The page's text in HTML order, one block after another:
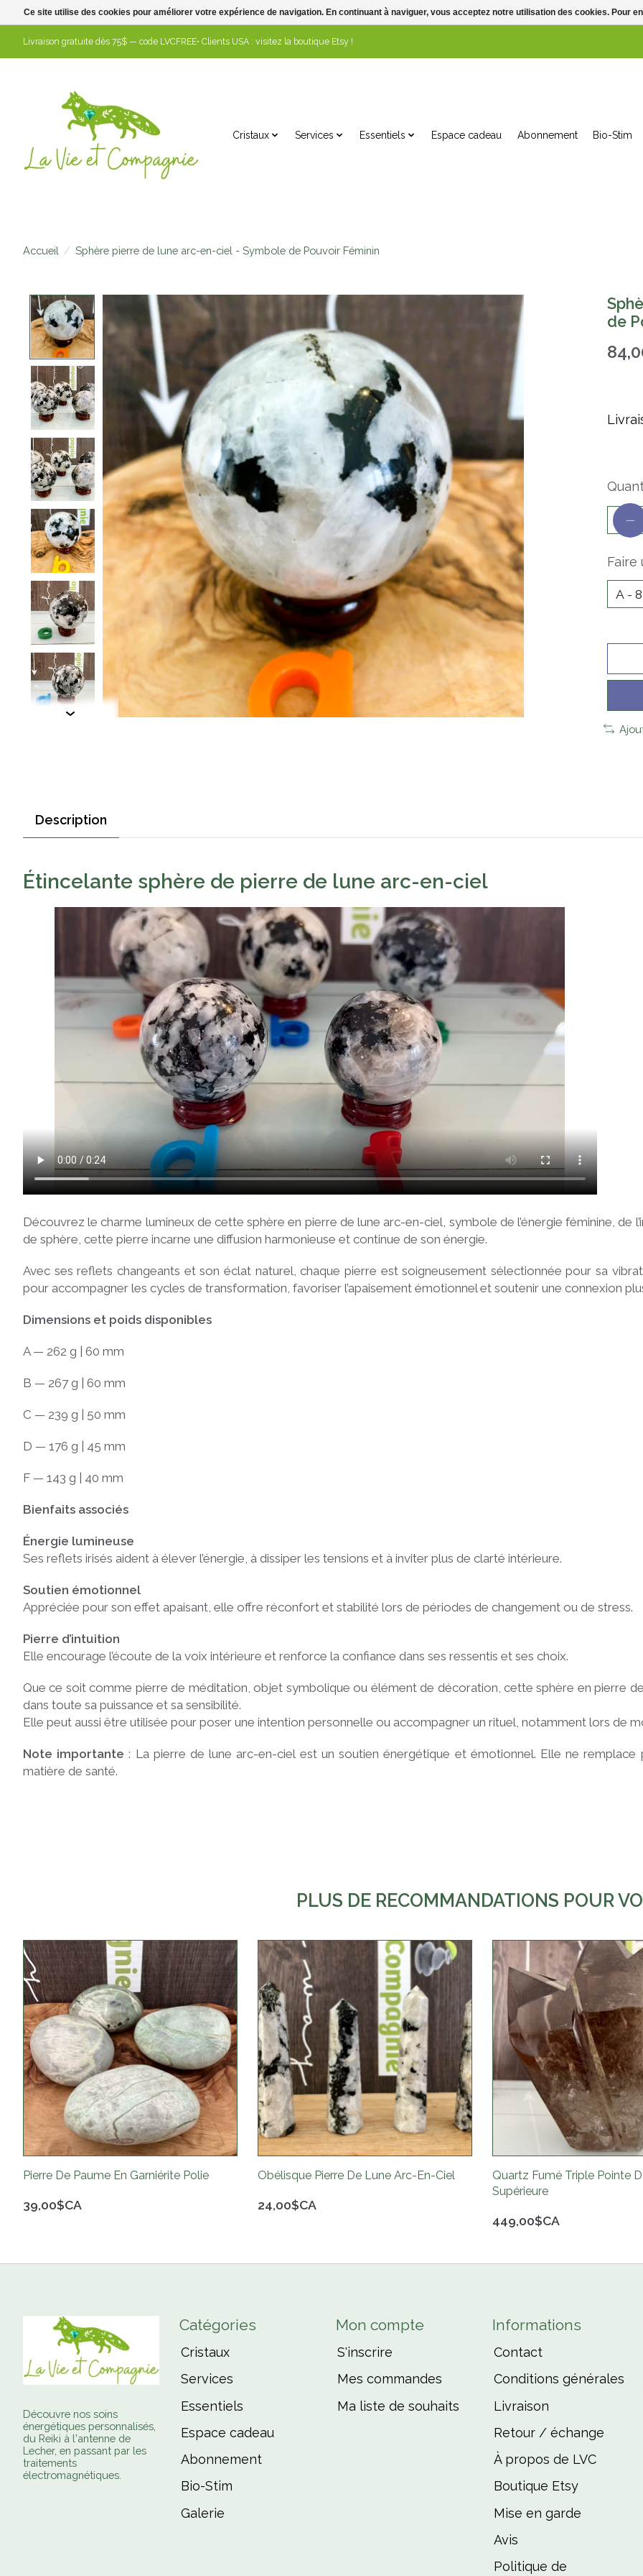
Livraison gratuite dès 75$ — code LVCFREE• Clients USA : visitez la boutique Etsy !
Cristaux Services Essentiels Espace cadeau Abonnement Bio-Stim
Accueil / Sphère pierre de lune arc-en-ciel - Symbole de Pouvoir Féminin
Product image slideshow Items
de
Faire
Description
Étincelante sphère de pierre de lune arc-en-ciel
Découvrez le charme lumineux de cette sphère en pierre de lune arc-en-ciel, symbole de l’énergie féminine, de
de sphère, cette pierre incarne une diffusion harmonieuse et continue de son énergie.
Avec ses reflets changeants et son éclat naturel, chaque pierre est soigneusement sélectionnée pour sa
pour accompagner les cycles de transformation, favoriser l’apaisement émotionnel et soutenir une connexion
Dimensions et poids disponibles
A — 262 g | 60 mm
B — 267 g | 60 mm
C — 239 g | 50 mm
D — 176 g | 45 mm
F — 143 g | 40 mm
Bienfaits associés
Énergie lumineuse
Ses reflets irisés aident à élever l’énergie, à dissiper les tensions et à inviter plus de clarté intérieure.
Soutien émotionnel
Appréciée pour son effet apaisant, elle offre réconfort et stabilité lors de périodes de changement ou de stress.
Pierre d’intuition
Elle encourage l’écoute de la voix intérieure et renforce la confiance dans ses ressentis et ses choix.
Que ce soit comme pierre de méditation, objet symbolique ou élément de décoration, cette sphère en pierre
dans toute sa puissance et sa sensibilité.
Elle peut aussi être utilisée pour poser une intention personnelle ou accompagner un rituel, notamment lors de
Note importante : La pierre de lune arc-en-ciel est un soutien énergétique et émotionnel. Elle ne
matière de santé.
PLUS DE RECOMMANDATIONS POUR
Articles du carrousel de produits
39,00$CA
Pierre De Paume En Garniérite Polie
24,00$CA
Obélisque Pierre De Lune Arc-En-Ciel
449,00$CA
Quartz Fumé Triple Pointe
Supérieure
Découvre nos soins
énergétiques personnalisés,
du Reiki à l'antenne de
Lecher, en passant par les
traitements
électromagnétiques.
Catégories
Cristaux
Services
Essentiels
Espace cadeau
Abonnement
Bio-Stim
Galerie
Mon compte
S'inscrire
Mes commandes
Ma liste de souhaits
Informations
Contact
Conditions générales
Livraison
Retour / échange
À propos de LVC
Boutique Etsy
Mise en garde
Avis
Politique de
Ce site utilise des cookies pour améliorer votre expérience de navigation. En continuant à naviguer, vous acceptez notre utilisation des cookies. Pour